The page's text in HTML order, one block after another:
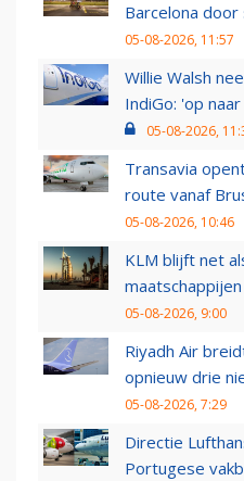
Barcelona door
05-08-2026, 11:57
Willie Walsh
IndiGo: 'op
05-08-2026,
Transavia
route vanaf
05-08-2026, 10:46
KLM blijft net
05-08-2026, 9:00
Riyadh Air
opnieuw drie
05-08-2026, 7:29
Directie
Portugese